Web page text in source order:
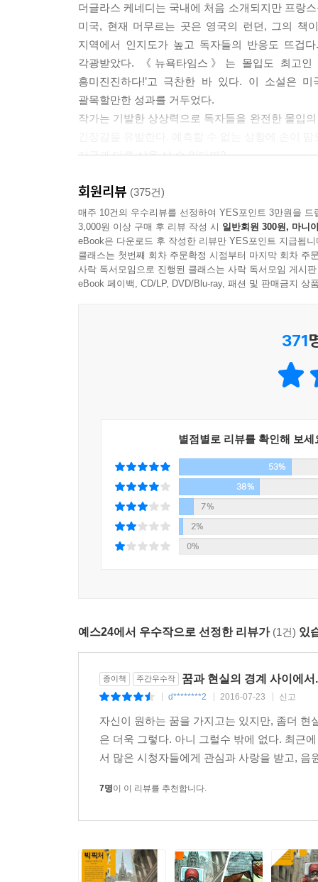
시체로 다가가 바닥에 엎드린 채 목에 박힌 병의
번 더 세게 잡아당겼다. 이번에는 게리의 목 전체
돌리며 뽑으려고 해 보았다. 여전히 꼼짝하지 않
나왔다. --- pp.150~151
근처에 다른 배는 없었다. 시야가 미치는 곳 저 멀
는 사람도 없었다. 여름이 아니라서 다행이었다.
월스트리트 변호사 벤 브래드포드가 대서양에서
시했다.
뉴욕 주 경찰의 자넷 커트플리프 대변인이 오늘
는 이제 종결짓기로 했으며…….’
내가 학수고대했던 기사였다. 이제 깨끗하게 해
처음에는 주디 윌머스의 제안을 날린 것에 안심이
숨어 지내야 해. 결과적으로 잘 내린 결정이라고
‘갤러리 주인 주디 윌머스가 네 사진을 좋아해
우리는 모두 모니터 앞으로 모였다. 제인은 인
《로스앤젤레스타임스》, 《시카고트리뷴》, 《
은 소방관과 애통해 하는 상관을 찍은 내 사진으로
‘사진 : 게리 서머스 / 《몬태난》지’라는 작가 소
제인이 말했다.
“이제 게리 서머스 씨는 너무 유명해졌어요.”
더글라스 케네디는 국내에 처음 소개되지만 프랑
미국, 현재 머무르는 곳은 영국의 런던, 그의 책
지역에서 인지도가 높고 독자들의 반응도 뜨겁
각광받았다. 《뉴욕타임스》는 몰입도 최고
흥미진진하다!’고 극찬한 바 있다. 이 소설은
괄목할만한 성과를 거두었다.
작가는 기발한 상상력으로 독자들을 완전한 몰입
지금과 다른 삶을 살 수 있다면?
꿈과 전혀 별개인 일과 생활에 빠져 사는 사람, 현
없는 사람이라면 또 다른 삶에 대한 동경은 가슴에
이 소설의 주인공 벤 브래드포드 역시 그런 사람
교외 고급 주택 거주, 미모의 아내와 귀여운 아
않다. 벤의 오랜 소망은 사진가가 되는 것이었다.
장비들을 사들이는 호사스런 취미로 남았을 뿐이다.
전업주부로 눌러앉게 되었다는 게 베스의 불만
불륜행각을 벌이고 나오는 장면을 목격한다.
범법자가 된 벤은 완전범죄를 기도한다. 요트
살아가기로 작정하고 도주의 길에 올라 몬태나
그 사진이 지역 신문에 게재되면서 그는 일약 유
몰려들면서 그는 숨겨진 과거가 발각될 위기에 처
총 3부로 이루어진 구성에 5백 페이지에 육박하
독자들은 반전에 반전을 거듭하는 이야기에서 도
소설은 더글라스 케네디의 재능이 유감없이 발
절망하는 현대인의 자화상에 다름 아니다. 그러
프랑스에서 이 소설에 대한 영화화 작업이 진
중에서는 <데드하트 The Dead Heart>가 이미 영
회원리뷰 (375건)
매주 10건의 우수리뷰를 선정하여 YES포인트 3만원을 드
3,000원 이상 구매 후 리뷰 작성 시 일반회원 300원, 마니
eBook은 다운로드 후 작성한 리뷰만 YES포인트 지급됩니
클래스는 첫번째 회차 주문확정 시점부터 마지막 회차 주
사락 독서모임으로 진행된 클래스는 사락 독서모임 게시
eBook 페이백, CD/LP, DVD/Blu-ray, 패션 및 판매금지 상
371
별점별로 리뷰를 확인해 보세
53%
38%
7%
2%
0%
예스24에서 우수작으로 선정한 리뷰가 (1건) 있
종이책 주간우수작 꿈과 현실의 경계 사이에서
d********2 2016-07-23 신고
자신이 원하는 꿈을 가지고는 있지만, 좀더
은 더욱 그렇다. 아니 그럴수 밖에 없다. 최근
서 많은 시청자들에게 관심과 사랑을 받고,
7명이 이 리뷰를 추천합니다.